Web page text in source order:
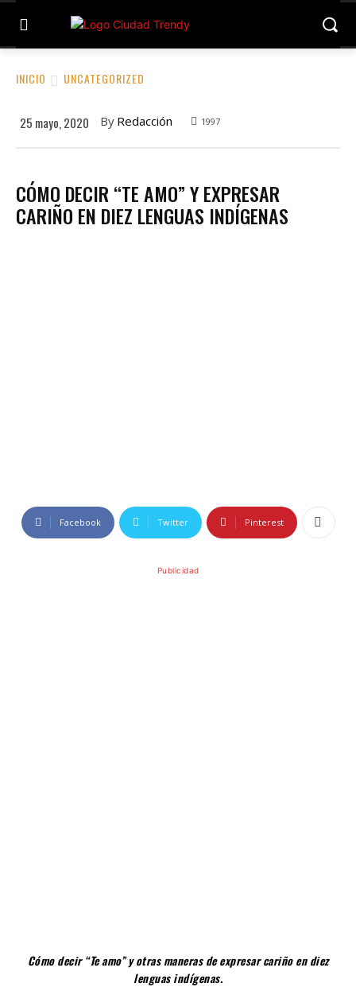
INICIO UNCATEGORIZED
25 mayo, 2020 By Redacción 1997
CÓMO DECIR “TE AMO” Y EXPRESAR
CARIÑO EN DIEZ LENGUAS INDÍGENAS
Facebook Twitter Pinterest
Publicidad
Cómo decir “Te amo” y otras maneras de expresar cariño en diez
lenguas indígenas.